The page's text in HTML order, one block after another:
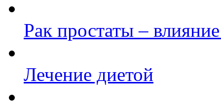
Рак простаты –
Лечение диетой